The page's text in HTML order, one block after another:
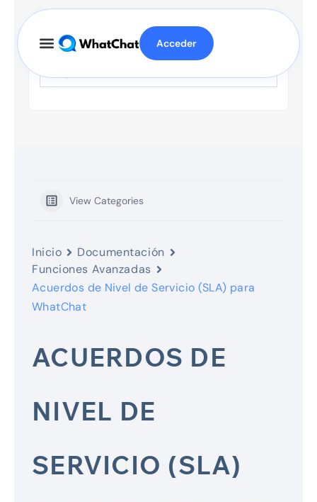
Acceder
View Categories
Inicio
Documentación
Funciones Avanzadas
Acuerdos de Nivel de Servicio (SLA) para
WhatChat
ACUERDOS DE
NIVEL DE
SERVICIO (SLA)